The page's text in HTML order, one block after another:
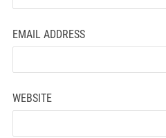
EMAIL ADDRESS
WEBSITE